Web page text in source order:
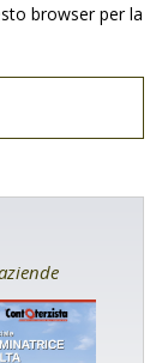
browser per la